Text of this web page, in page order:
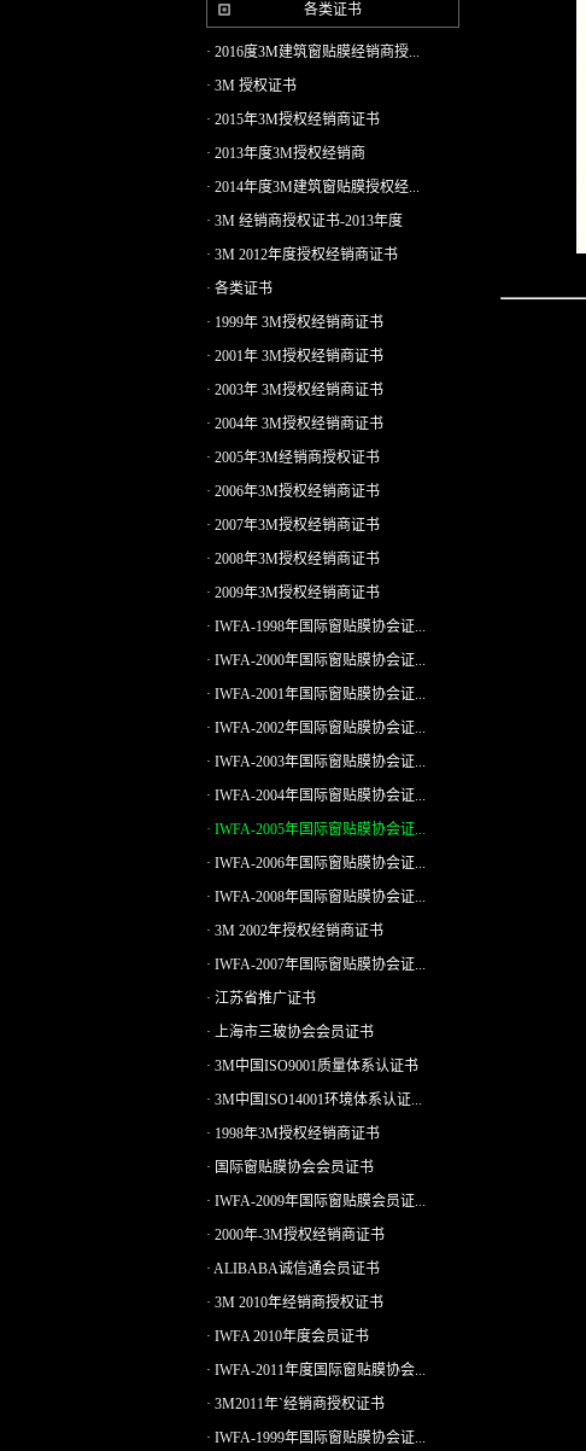
各类证书
· 2016度3M建筑窗贴膜经销商授...
· 3M 授权证书
· 2015年3M授权经销商证书
· 2013年度3M授权经销商
· 2014年度3M建筑窗贴膜授权经...
· 3M 经销商授权证书-2013年度
· 3M 2012年度授权经销商证书
· 各类证书
· 1999年 3M授权经销商证书
· 2001年 3M授权经销商证书
· 2003年 3M授权经销商证书
· 2004年 3M授权经销商证书
· 2005年3M经销商授权证书
· 2006年3M授权经销商证书
· 2007年3M授权经销商证书
· 2008年3M授权经销商证书
· 2009年3M授权经销商证书
· IWFA-1998年国际窗贴膜协会证...
· IWFA-2000年国际窗贴膜协会证...
· IWFA-2001年国际窗贴膜协会证...
· IWFA-2002年国际窗贴膜协会证...
· IWFA-2003年国际窗贴膜协会证...
· IWFA-2004年国际窗贴膜协会证...
· IWFA-2005年国际窗贴膜协会证...
· IWFA-2006年国际窗贴膜协会证...
· IWFA-2008年国际窗贴膜协会证...
· 3M 2002年授权经销商证书
· IWFA-2007年国际窗贴膜协会证...
· 江苏省推广证书
· 上海市三玻协会会员证书
· 3M中国ISO9001质量体系认证书
· 3M中国ISO14001环境体系认证...
· 1998年3M授权经销商证书
· 国际窗贴膜协会会员证书
· IWFA-2009年国际窗贴膜会员证...
· 2000年-3M授权经销商证书
· ALIBABA诚信通会员证书
· 3M 2010年经销商授权证书
· IWFA 2010年度会员证书
· IWFA-2011年度国际窗贴膜协会...
· 3M2011年`经销商授权证书
· IWFA-1999年国际窗贴膜协会证...